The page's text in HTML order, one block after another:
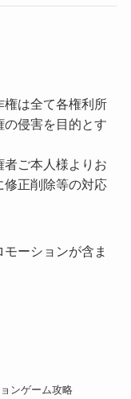
権は全て各権利所
侵害を目的とす
ご本人様よりお
修正削除等の対応
ーションが含ま
ンゲーム攻略